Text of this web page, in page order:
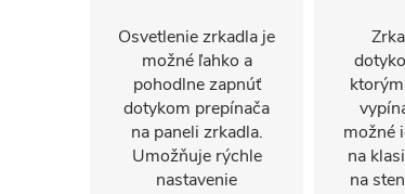
Osvetlenie zrkadla je
možné ľahko a
pohodlne zapnúť
dotykom prepínača
na paneli zrkadla.
Umožňuje rýchle
nastavenie
možné
na
na